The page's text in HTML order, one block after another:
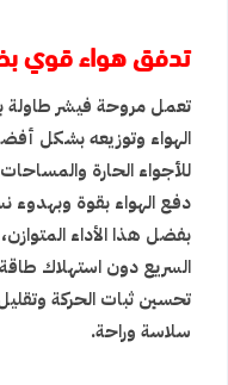
تدفق هواء قوي
تعمل مروحة فيشر
الهواء وتوزيعه بشكل
للأجواء الحارة
دفع الهواء بقوة وبهدوء
بفضل هذا الأداء
السريع دون استهلاك
تحسين ثبات الحركة
سلاسة وراحة.